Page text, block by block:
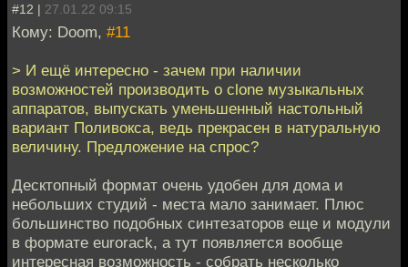
#12 | 27.01.22 09:15
Кому: Doom, #11
> И ещё интересно - зачем при наличии
возможностей производить o clone музыкальных
аппаратов, выпускать уменьшенный настольный
вариант Поливокса, ведь прекрасен в натуральную
величину. Предложение на спрос?
Десктопный формат очень удобен для дома и
небольших студий - места мало занимает. Плюс
большинство подобных синтезаторов еще и модули
в формате eurorack, а тут появляется вообще
интересная возможность - собрать несколько